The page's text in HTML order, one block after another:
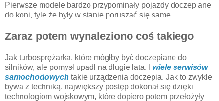
Pierwsze modele bardzo przypominały pojazdy doczepiane
do koni, tyle że były w stanie poruszać się same.
Zaraz potem wynaleziono coś takiego
Jak turbosprężarka, które mógłby być doczepiane do
silników, ale pomysł upadł na długie lata. I
wiele serwisów
samochodowych takie urządzenia doczepia. Jak to zwykle
bywa z techniką, największy postęp dokonał się dzięki
technologiom wojskowym, które dopiero potem przełożyły